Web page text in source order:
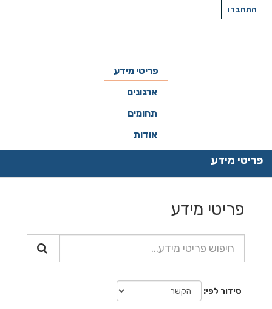
התחברו
פריטי מידע
ארגונים
תחומים
אודות
פריטי מידע
פריטי מידע
סידור לפי